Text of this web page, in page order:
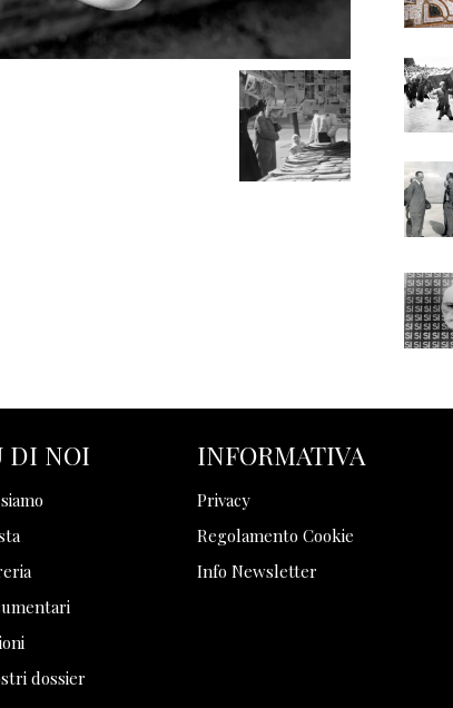
DI NOI
dossier
INFORMATIVA
Privacy
Regolamento Cookie
Info Newsletter